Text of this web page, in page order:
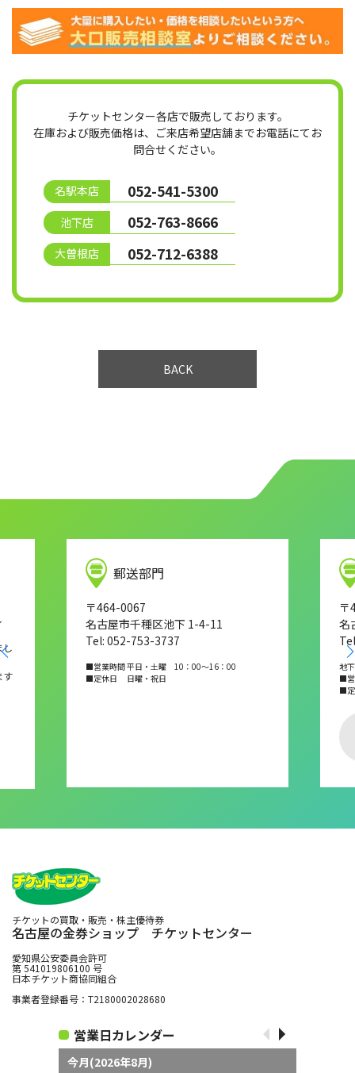
チケットセンター各店で販売しております。
在庫および販売価格は、ご来店希望店舗までお電話にてお
問合せください。
名駅本店 052-541-5300
池下店 052-763-8666
大曽根店 052-712-6388
BACK
し
す
郵送部門
〒464-0067
名古屋市千種区池下 1-4-11
Tel: 052-753-3737
■営業時間 平日・土曜 10：00～16：00
■定休日 日曜・祝日
〒
名
地
■営
■
チケットの買取・販売・株主優待券
名古屋の金券ショップ チケットセンター
愛知県公安委員会許可
第 541019806100 号
日本チケット商協同組合
事業者登録番号：T2180002028680
営業日カレンダー
今月(2026年8月)